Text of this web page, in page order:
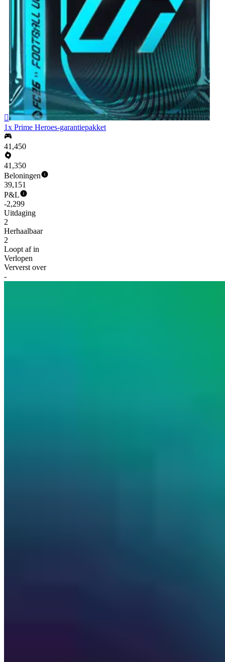

1x Prime Heroes-garantiepakket
41,450
41,350
Beloningen
39,151
P&L
-2,299
Uitdaging
2
Herhaalbaar
2
Loopt af in
Verlopen
Ververst over
-